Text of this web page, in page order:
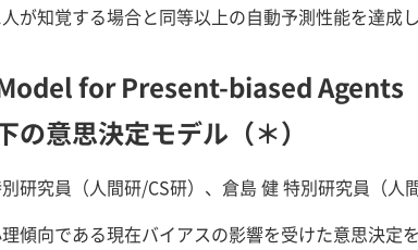
が知覚する場合と同等以上の自動予測性能を達成し
for Present-biased Agents
意思決定モデル（＊）
研究員（人間研/CS研）、倉島 健 特別研究員（人間
傾向である現在バイアスの影響を受けた意思決定